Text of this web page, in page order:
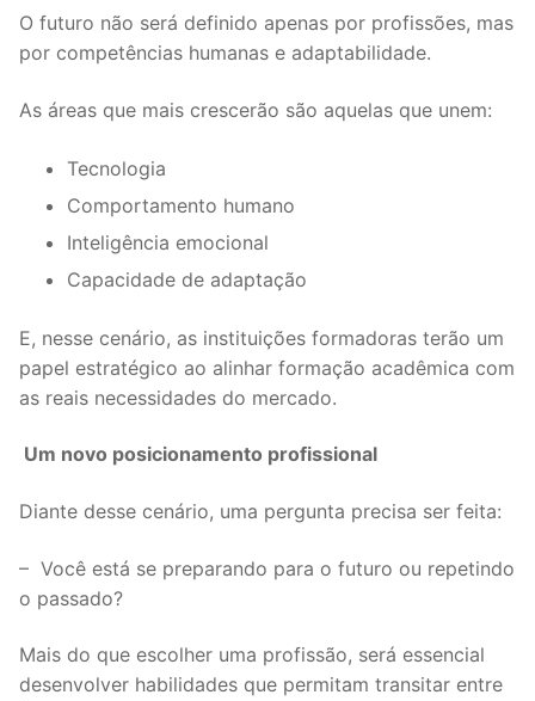
O futuro não será definido apenas por profissões, mas
por competências humanas e adaptabilidade.
As áreas que mais crescerão são aquelas que unem:
Tecnologia
Comportamento humano
Inteligência emocional
Capacidade de adaptação
E, nesse cenário, as instituições formadoras terão um
papel estratégico ao alinhar formação acadêmica com
as reais necessidades do mercado.
Um novo posicionamento profissional
Diante desse cenário, uma pergunta precisa ser feita:
– Você está se preparando para o futuro ou repetindo
o passado?
Mais do que escolher uma profissão, será essencial
desenvolver habilidades que permitam transitar entre